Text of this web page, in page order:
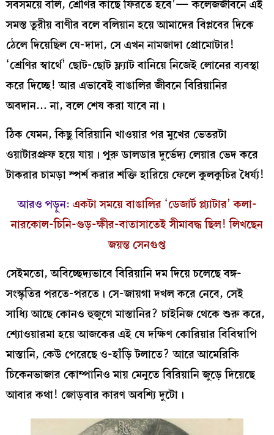
সবসময়ে বলি, শ্রেণির কাছে ফিরতে হবে’— কলেজজীবনে এই
সমস্ত তুরীয় বাণীর বলে বলিয়ান হয়ে আমাদের বিপ্লবের দিকে
ঠেলে দিয়েছিল যে-দাদা, সে এখন নামজাদা প্রোমোটার!
‘শ্রেণির স্বার্থে’ ছোট-ছোট ফ্ল্যাট বানিয়ে নিজেই লোনের ব্যবস্থা
করে দিচ্ছে! আর এভাবেই বাঙালির জীবনে বিরিয়ানির
অবদান… না, বলে শেষ করা যাবে না।
ঠিক যেমন, কিছু বিরিয়ানি খাওয়ার পর মুখের ভেতরটা
ওয়াটারপ্রুফ হয়ে যায়। পুরু ডালডার দুর্ভেদ্য লেয়ার ভেদ করে
টাকরার চামড়া স্পর্শ করার শক্তি হারিয়ে ফেলে কুলকুচির ধৈর্য্য!
আরও পড়ুন: একটা সময়ে বাঙালির ‘ডেজার্ট প্ল্যাটার’ কলা-
নারকোল-চিনি-গুড়-ক্ষীর-বাতাসাতেই সীমাবদ্ধ ছিল! লিখছেন
জয়ন্ত সেনগুপ্ত
সেইমতো, অবিচ্ছেদ্যভাবে বিরিয়ানি দম দিয়ে চলেছে বঙ্গ-
সংস্কৃতির পরতে-পরতে। সে-জায়গা দখল করে নেবে, সেই
সাধ্যি আছে কোনও হুজুগে মাস্তানির? চাইনিজ থেকে শুরু করে,
শ্যোওয়ারমা হয়ে আজকের এই যে দক্ষিণ কোরিয়ার বিবিম্বাপি
মাস্তানি, কেউ পেরেছে ও-হাঁড়ি টলাতে? আরে আমেরিকি
চিকেনভাজার কোম্পানিও মায় মেনুতে বিরিয়ানি জুড়ে দিয়েছে
আবার কথা! জোড়বার কারণ অবশ্যি দুটো।